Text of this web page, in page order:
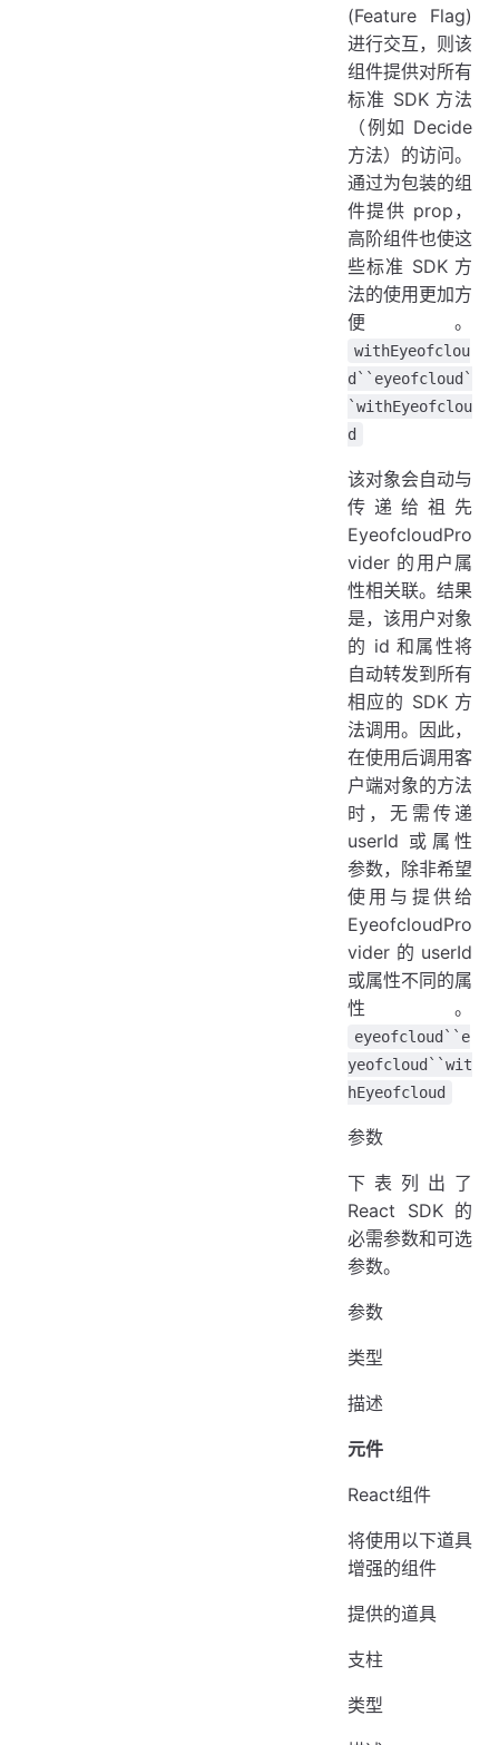
(Feature Flag)
进行交互，则该
组件提供对所有
标准 SDK 方法
（例如 Decide
方法）的访问。
通过为包装的组
件提供 prop，
高阶组件也使这
些标准 SDK 方
法的使用更加方
便。
withEyeofclou
d``eyeofcloud`
`withEyeofclou
d
该对象会自动与
传递给祖先
EyeofcloudPro
vider 的用户属
性相关联。结果
是，该用户对象
的 id 和属性将
自动转发到所有
相应的 SDK 方
法调用。因此，
在使用后调用客
户端对象的方法
时，无需传递
userId 或属性
参数，除非希望
使用与提供给
EyeofcloudPro
vider 的 userId
或属性不同的属
性。
eyeofcloud``e
yeofcloud``wit
hEyeofcloud
参数
下表列出了
React SDK 的
必需参数和可选
参数。
参数
类型
描述
元件
React组件
将使用以下道具
增强的组件
提供的道具
支柱
类型